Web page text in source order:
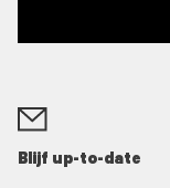
Blijf up-to-date